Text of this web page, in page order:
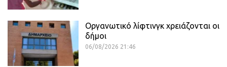
Οργανωτικό λίφτινγκ χρειάζονται οι
δήμοι
06/08/2026 21:46